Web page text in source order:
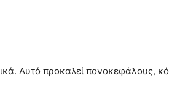
Αυτό προκαλεί